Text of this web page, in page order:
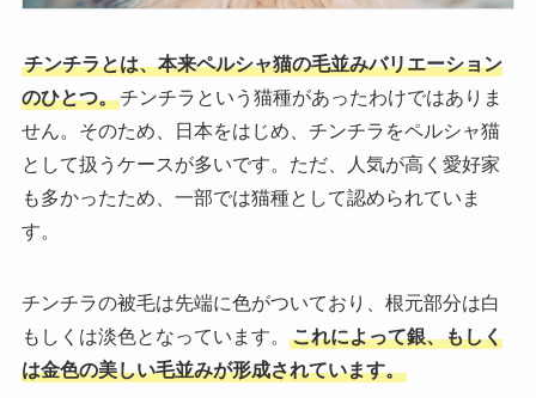
チンチラとは、本来ペルシャ猫の毛並みバリエーション
のひとつ。チンチラという猫種があったわけではありま
せん。そのため、日本をはじめ、チンチラをペルシャ猫
として扱うケースが多いです。ただ、人気が高く愛好家
も多かったため、一部では猫種として認められていま
す。
チンチラの被毛は先端に色がついており、根元部分は白
もしくは淡色となっています。
これによって銀、もしく
は金色の美しい毛並みが形成されています。